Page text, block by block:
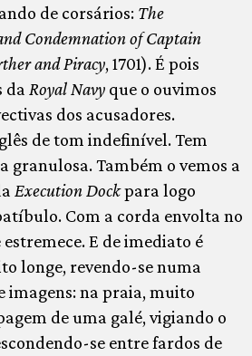
de corsários: The
Condemnation of Captain
and Piracy, 1701). É pois
da Royal Navy que o ouvimos
dos acusadores.
de tom indefinível. Tem
granulosa. Também o vemos a
Execution Dockpara logo
Com a corda envolta no
E de imediato é
longe, revendo-se numa
imagens: na praia, muito
de uma galé, vigiando o
se entre fardos de